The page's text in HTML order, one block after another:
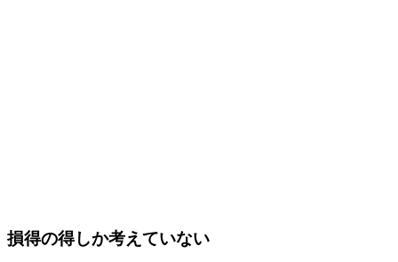
損得の得しか考えていない